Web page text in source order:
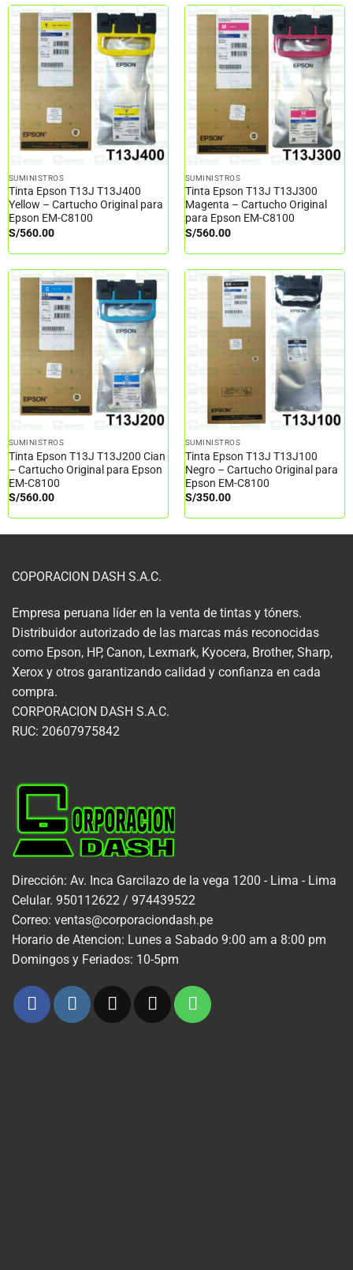
SUMINISTROS
Tinta Epson T13J T13J400
Yellow – Cartucho Original para
Epson EM-C8100
S/560.00
SUMINISTROS
Tinta Epson T13J T13J300
Magenta – Cartucho Original
para Epson EM-C8100
S/560.00
SUMINISTROS
Tinta Epson T13J T13J200 Cian
– Cartucho Original para Epson
EM-C8100
S/560.00
SUMINISTROS
Tinta Epson T13J T13J100
Negro – Cartucho Original para
Epson EM-C8100
S/350.00
COPORACION DASH S.A.C.
Empresa peruana líder en la venta de tintas y tóners.
Distribuidor autorizado de las marcas más reconocidas
como Epson, HP, Canon, Lexmark, Kyocera, Brother, Sharp,
Xerox y otros garantizando calidad y confianza en cada
compra.
CORPORACION DASH S.A.C.
RUC: 20607975842
Dirección: Av. Inca Garcilazo de la vega 1200 - Lima - Lima
Celular. 950112622 / 974439522
Correo: ventas@corporaciondash.pe
Horario de Atencion: Lunes a Sabado 9:00 am a 8:00 pm
Domingos y Feriados: 10-5pm